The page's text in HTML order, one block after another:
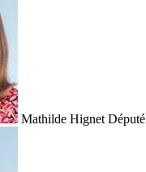
Mathilde Hignet Député